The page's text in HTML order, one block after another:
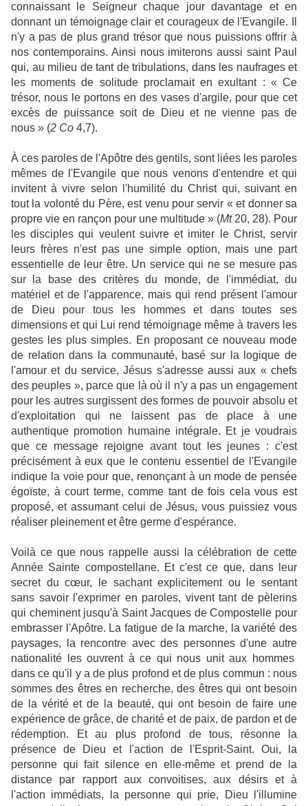
connaissant le Seigneur chaque jour davantage et en
donnant un témoignage clair et courageux de l'Evangile. Il
n'y a pas de plus grand trésor que nous puissions offrir à
nos contemporains. Ainsi nous imiterons aussi saint Paul
qui, au milieu de tant de tribulations, dans les naufrages et
les moments de solitude proclamait en exultant : « Ce
trésor, nous le portons en des vases d'argile, pour que cet
excès de puissance soit de Dieu et ne vienne pas de
nous » (2 Co 4,7).
À ces paroles de l'Apôtre des gentils, sont liées les paroles
mêmes de l'Evangile que nous venons d'entendre et qui
invitent à vivre selon l'humilité du Christ qui, suivant en
tout la volonté du Père, est venu pour servir « et donner sa
propre vie en rançon pour une multitude » (Mt20, 28). Pour
les disciples qui veulent suivre et imiter le Christ, servir
leurs frères n'est pas une simple option, mais une part
essentielle de leur être. Un service qui ne se mesure pas
sur la base des critères du monde, de l'immédiat, du
matériel et de l'apparence, mais qui rend présent l'amour
de Dieu pour tous les hommes et dans toutes ses
dimensions et qui Lui rend témoignage même à travers les
gestes les plus simples. En proposant ce nouveau mode
de relation dans la communauté, basé sur la logique de
l'amour et du service, Jésus s'adresse aussi aux « chefs
des peuples », parce que là où il n'y a pas un engagement
pour les autres surgissent des formes de pouvoir absolu et
d'exploitation qui ne laissent pas de place à une
authentique promotion humaine intégrale. Et je voudrais
que ce message rejoigne avant tout les jeunes : c'est
précisément à eux que le contenu essentiel de l'Evangile
indique la voie pour que, renonçant à un mode de pensée
égoïste, à court terme, comme tant de fois cela vous est
proposé, et assumant celui de Jésus, vous puissiez vous
réaliser pleinement et être germe d'espérance.
Voilà ce que nous rappelle aussi la célébration de cette
Année Sainte compostellane. Et c'est ce que, dans leur
secret du cœur, le sachant explicitement ou le sentant
sans savoir l'exprimer en paroles, vivent tant de pèlerins
qui cheminent jusqu'à Saint Jacques de Compostelle pour
embrasser l'Apôtre. La fatigue de la marche, la variété des
paysages, la rencontre avec des personnes d'une autre
nationalité les ouvrent à ce qui nous unit aux hommes
dans ce qu'il y a de plus profond et de plus commun : nous
sommes des êtres en recherche, des êtres qui ont besoin
de la vérité et de la beauté, qui ont besoin de faire une
expérience de grâce, de charité et de paix, de pardon et de
rédemption. Et au plus profond de tous, résonne la
présence de Dieu et l'action de l'Esprit-Saint. Oui, la
personne qui fait silence en elle-même et prend de la
distance par rapport aux convoitises, aux désirs et à
l'action immédiats, la personne qui prie, Dieu l'illumine